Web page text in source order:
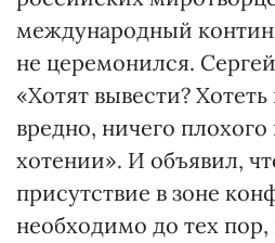
международный
не церемонился.
«Хотят вывести?
вредно, ничего
хотении». И объявил,
присутствие в зоне
необходимо до тех пор,